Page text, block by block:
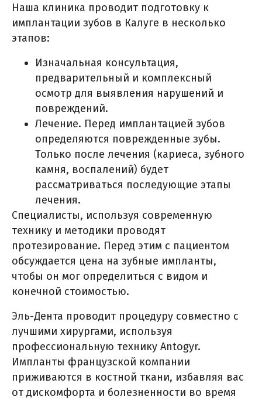
Наша клиника проводит подготовку к
имплантации зубов в Калуге в несколько
этапов:
Изначальная консультация,
предварительный и комплексный
осмотр для выявления нарушений и
повреждений.
Лечение. Перед имплантацией зубов
определяются поврежденные зубы.
Только после лечения (кариеса, зубного
камня, воспалений) будет
рассматриваться последующие этапы
лечения.
Специалисты, используя современную
технику и методики проводят
протезирование. Перед этим с пациентом
обсуждается цена на зубные импланты,
чтобы он мог определиться с видом и
конечной стоимостью.
Эль-Дента проводит процедуру совместно с
лучшими хирургами, используя
профессиональную технику Antogyr.
Импланты французской компании
приживаются в костной ткани, избавляя вас
от дискомфорта и болезненности во время